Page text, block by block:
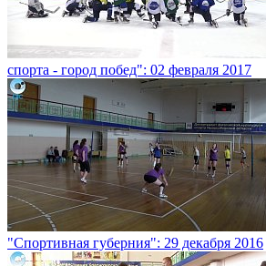
спорта - город побед": 02 февраля 2017
"Спортивная губерния": 29 декабря 2016